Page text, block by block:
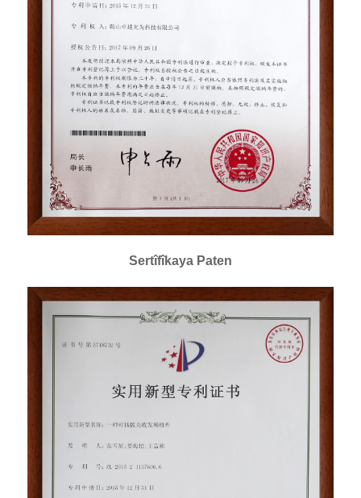
Sertîfîkaya Paten